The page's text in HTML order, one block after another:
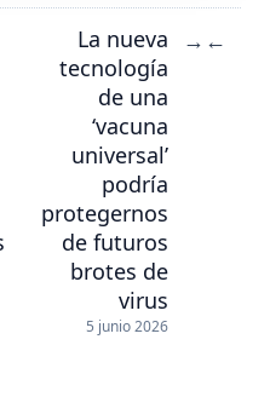
La nueva
tecnología
de una
‘vacuna
universal’
podría
protegernos
de futuros
brotes de
virus
5 junio 2026
→ ←